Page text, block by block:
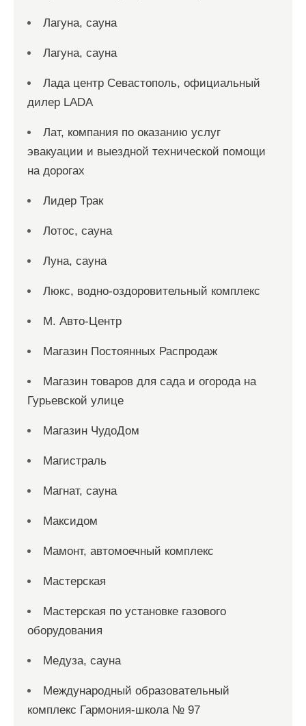
Лагуна, сауна
Лагуна, сауна
Лада центр Севастополь, официальный
дилер LADA
Лат, компания по оказанию услуг
эвакуации и выездной технической помощи
на дорогах
Лидер Трак
Лотос, сауна
Луна, сауна
Люкс, водно-оздоровительный комплекс
М. Авто-Центр
Магазин Постоянных Распродаж
Магазин товаров для сада и огорода на
Гурьевской улице
Магазин ЧудоДом
Магистраль
Магнат, сауна
Максидом
Мамонт, автомоечный комплекс
Мастерская
Мастерская по установке газового
оборудования
Медуза, сауна
Международный образовательный
комплекс Гармония-школа № 97